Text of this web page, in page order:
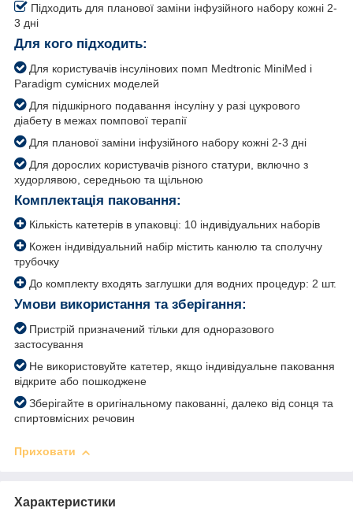
Підходить для планової заміни інфузійного набору кожні 2-
3 дні
Для кого підходить:
Для користувачів інсулінових помп Medtronic MiniMed і
Paradigm сумісних моделей
Для підшкірного подавання інсуліну у разі цукрового
діабету в межах помпової терапії
Для планової заміни інфузійного набору кожні 2-3 дні
Для дорослих користувачів різного статури, включно з
худорлявою, середньою та щільною
Комплектація паковання:
Кількість катетерів в упаковці: 10 індивідуальних наборів
Кожен індивідуальний набір містить канюлю та сполучну
трубочку
До комплекту входять заглушки для водних процедур: 2 шт.
Умови використання та зберігання:
Пристрій призначений тільки для одноразового
застосування
Не використовуйте катетер, якщо індивідуальне паковання
відкрите або пошкоджене
Зберігайте в оригінальному пакованні, далеко від сонця та
спиртовмісних речовин
Приховати
Характеристики